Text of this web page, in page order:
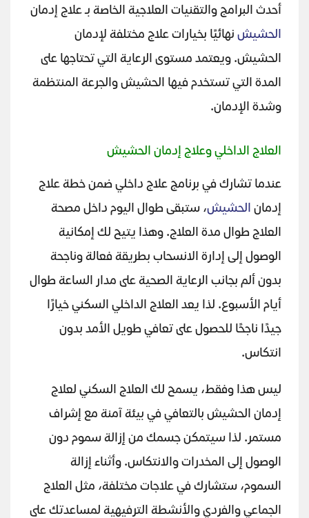
أحدث البرامج والتقنيات العلاجية الخاصة بـ علاج إدمان
الحشيش نهائيًا بخيارات علاج مختلفة لإدمان
الحشيش. ويعتمد مستوى الرعاية التي تحتاجها على
المدة التي تستخدم فيها الحشيش والجرعة المنتظمة
وشدة الإدمان.
العلاج الداخلي وعلاج إدمان الحشيش
عندما تشارك في برنامج علاج داخلي ضمن خطة علاج
إدمان الحشيش، ستبقى طوال اليوم داخل مصحة
العلاج طوال مدة العلاج. وهذا يتيح لك إمكانية
الوصول إلى إدارة الانسحاب بطريقة فعالة وناجحة
بدون ألم بجانب الرعاية الصحية على مدار الساعة طوال
أيام الأسبوع. لذا يعد العلاج الداخلي السكني خيارًا
جيدًا ناجحًا للحصول على تعافي طويل الأمد بدون
انتكاس.
ليس هذا وفقط، يسمح لك العلاج السكني لعلاج
إدمان الحشيش بالتعافي في بيئة آمنة مع إشراف
مستمر. لذا سيتمكن جسمك من إزالة سموم دون
الوصول إلى المخدرات والانتكاس. وأثناء إزالة
السموم، ستشارك في علاجات مختلفة، مثل العلاج
الجماعي والفردي والأنشطة الترفيهية لمساعدتك على